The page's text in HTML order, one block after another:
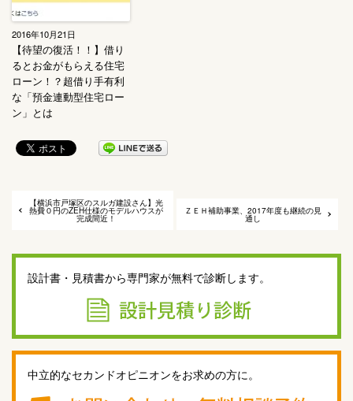
2016年10月21日
【待望の復活！！】借り
るとお金がもらえる住宅
ローン！？超借り手有利
な「預金連動型住宅ロー
ン」とは
【横浜市戸塚区のスルガ建設さん】光
熱費０円のZEH仕様のモデルハウスが
完成間近！
ＺＥＨ補助事業、2017年度も継続の見
通し
設計書・見積書から専門家が無料で診断します。
中立的なセカンドオピニオンをお求めの方に。